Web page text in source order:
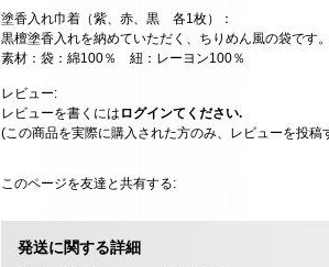
塗香入れ巾着（紫、赤、黒 各1枚）：
黒檀塗香入れを納めていただく、ちりめん風の袋です。
素材：袋：綿100％ 紐：レーヨン100％
レビュー:
レビューを書くには ログインてください.
(この商品を実際に購入された方のみ、レビューを投稿
このページを友達と共有する:
発送に関する詳細